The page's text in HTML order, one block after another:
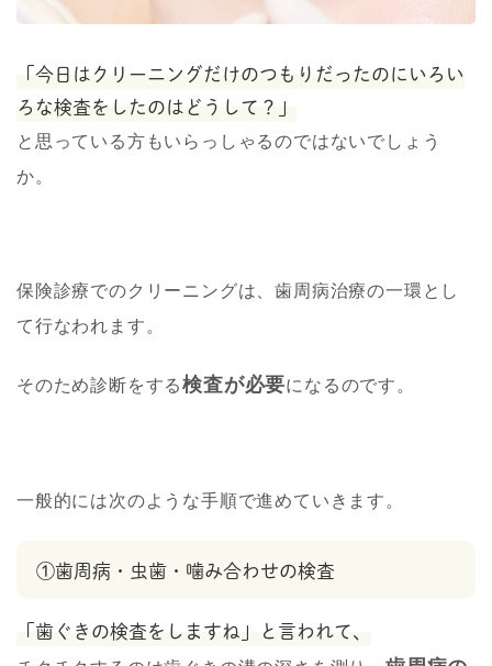
「今日はクリーニングだけのつもりだったのにいろい
ろな検査をしたのはどうして？」
と思っている方もいらっしゃるのではないでしょう
か。
保険診療でのクリーニングは、歯周病治療の一環とし
て行なわれます。
そのため診断をする検査が必要になるのです。
一般的には次のような手順で進めていきます。
①歯周病・虫歯・噛み合わせの検査
「歯ぐきの検査をしますね」と言われて、